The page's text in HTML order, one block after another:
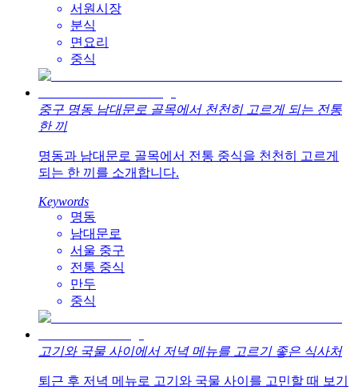
서원시장
분식
면요리
중식
중구 명동 남대문로 골목에서 천천히 고르게 되는 전통
한 끼
명동과 남대문로 골목에서 전통 중식을 천천히 고르게
되는 한 끼를 소개합니다.
Keywords
명동
남대문로
서울 중구
전통 중식
만두
중식
고기와 국물 사이에서 저녁 메뉴를 고르기 좋은 식사처
퇴근 후 저녁 메뉴로 고기와 국물 사이를 고민할 때 보기